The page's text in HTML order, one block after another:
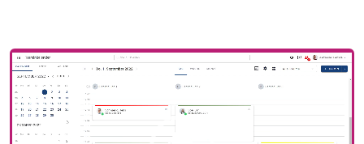
Video-
Player